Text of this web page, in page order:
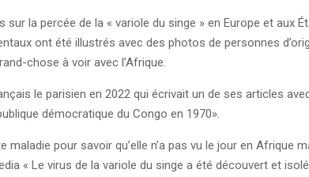
la percée de la « variole du singe » en Europe et aux
ont été illustrés avec des photos de personnes
chose à voir avec l’Afrique.
le parisien en 2022 qui écrivait un de ses articles
démocratique du Congo en 1970».
pour savoir qu’elle n’a pas vu le jour en Afrique
« Le virus de la variole du singe a été découvert et